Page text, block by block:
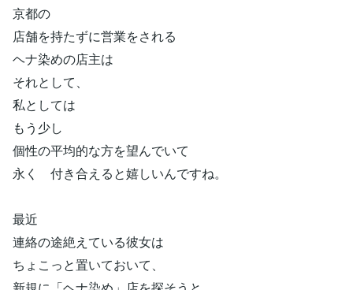
京都の
店舗を持たずに営業をされる
ヘナ染めの店主は
それとして、
私としては
もう少し
個性の平均的な方を望んでいて
永く 付き合えると嬉しいんですね。
最近
連絡の途絶えている彼女は
ちょこっと置いておいて、